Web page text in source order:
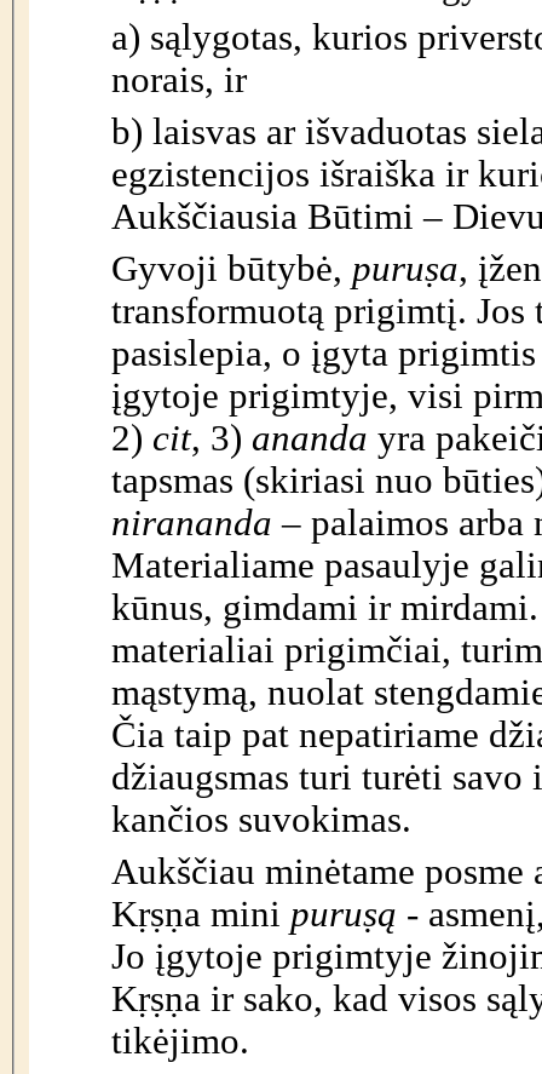
a) sąlygotas, kurios
norais, ir
b) laisvas ar išvaduotas
egzistencijos išraiška ir
Aukščiausia Būtimi –
Gyvoji būtybė, puruṣa,
transformuotą prigimtį.
pasislepia, o įgyta
įgytoje prigimtyje, visi
2) cit, 3) ananda yra
tapsmas (skiriasi nuo
nirananda – palaimos arba
Materialiame pasaulyje
kūnus, gimdami ir
materialiai prigimčiai,
mąstymą, nuolat
Čia taip pat nepatiriame
džiaugsmas turi turėti
kančios suvokimas.
Aukščiau minėtame
Kṛṣṇa mini puruṣą
Jo įgytoje prigimtyje
Kṛṣṇa ir sako, kad visos
tikėjimo.